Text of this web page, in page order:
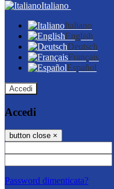
Italiano
Italiano
English
Deutsch
Français
Español
Accedi
Accedi
button close ×
Password dimenticata?